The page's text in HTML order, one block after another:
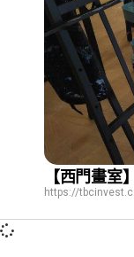
【西門畫室
https://